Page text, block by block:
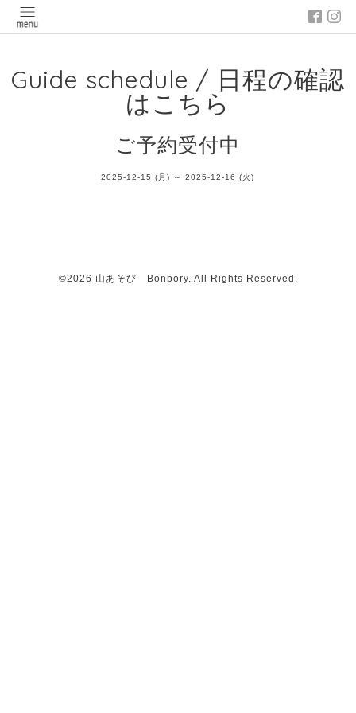
Guide schedule / 日程の確認
はこちら
ご予約受付中
2025-12-15 (月) ～ 2025-12-16 (火)
©2026 山あそび Bonbory. All Rights Reserved.